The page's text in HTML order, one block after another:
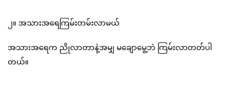
၂။ အသားအရေကြမ်းတမ်းလာမယ်
အသားအရေက ညိုလာတာနဲ့အမျှ မချောမွေ့ဘဲ ကြမ်းလာတတ်ပါ
တယ်။